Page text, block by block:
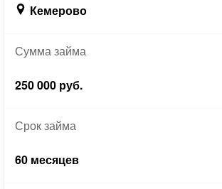
Кемерово
Суммазайма
250 000 руб.
Срокзайма
60 месяцев